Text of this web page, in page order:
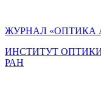
ЖУРНАЛ «ОПТИКА
ИНСТИТУТ
РАН